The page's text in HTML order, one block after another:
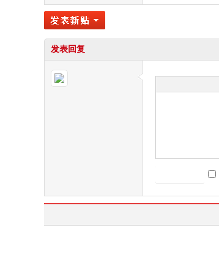
发表回复